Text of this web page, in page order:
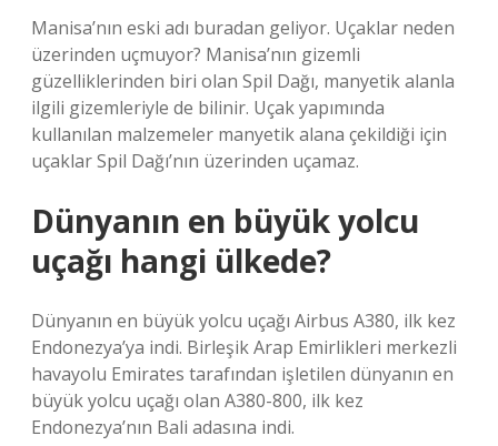
Manisa’nın eski adı buradan geliyor. Uçaklar neden
üzerinden uçmuyor? Manisa’nın gizemli
güzelliklerinden biri olan Spil Dağı, manyetik alanla
ilgili gizemleriyle de bilinir. Uçak yapımında
kullanılan malzemeler manyetik alana çekildiği için
uçaklar Spil Dağı’nın üzerinden uçamaz.
Dünyanın en büyük yolcu
uçağı hangi ülkede?
Dünyanın en büyük yolcu uçağı Airbus A380, ilk kez
Endonezya’ya indi. Birleşik Arap Emirlikleri merkezli
havayolu Emirates tarafından işletilen dünyanın en
büyük yolcu uçağı olan A380-800, ilk kez
Endonezya’nın Bali adasına indi.